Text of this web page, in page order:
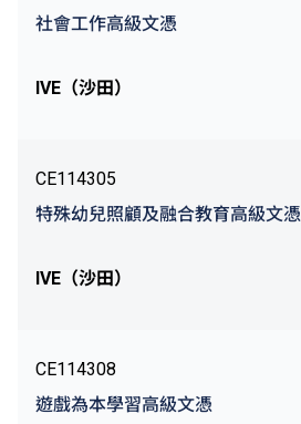
社會工作高級文憑
IVE（沙田）
CE114305
特殊幼兒照顧及融合教育高級文憑
IVE（沙田）
CE114308
遊戲為本學習高級文憑